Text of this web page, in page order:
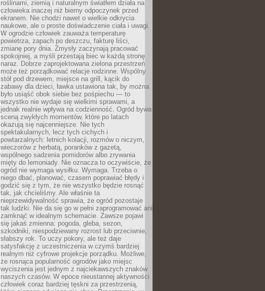
roślinami, ziemią i naturalnym światłem działa na
człowieka inaczej niż bierny odpoczynek przed
ekranem. Nie chodzi nawet o wielkie odkrycia
naukowe, ale o proste doświadczenie ciała i uwagi.
W ogrodzie człowiek zauważa temperaturę
powietrza, zapach po deszczu, fakturę liści,
zmianę pory dnia. Zmysły zaczynają pracować
spokojniej, a myśli przestają biec w każdą stronę
naraz. Dobrze zaprojektowana zielona przestrzeń
może też porządkować relacje rodzinne. Wspólny
stół pod drzewem, miejsce na grill, kącik do
zabawy dla dzieci, ławka ustawiona tak, by można
było usiąść obok siebie bez pośpiechu — to
wszystko nie wydaje się wielkimi sprawami, a
jednak realnie wpływa na codzienność. Ogród bywa
sceną zwykłych momentów, które po latach
okazują się najcenniejsze. Nie tych
spektakularnych, lecz tych cichych i
powtarzalnych: letnich kolacji, rozmów o niczym,
wieczorów z herbatą, poranków z gazetą,
wspólnego sadzenia pomidorów albo zrywania
mięty do lemoniady. Nie oznacza to oczywiście, że
ogród nie wymaga wysiłku. Wymaga. Trzeba o
niego dbać, planować, czasem poprawiać błędy i
godzić się z tym, że nie wszystko będzie rosnąć
tak, jak chcieliśmy. Ale właśnie ta
nieprzewidywalność sprawia, że ogród pozostaje
tak ludzki. Nie da się go w pełni zaprogramować ani
zamknąć w idealnym schemacie. Zawsze pojawi
się jakaś zmienna: pogoda, gleba, sezon,
szkodniki, niespodziewany rozrost lub przeciwnie,
słabszy rok. To uczy pokory, ale też daje
satysfakcję z uczestniczenia w czymś bardziej
realnym niż cyfrowe projekcje porządku. Możliwe,
że rosnąca popularność ogrodów jako miejsc
wyciszenia jest jednym z najciekawszych znaków
naszych czasów. W epoce nieustannej aktywności
człowiek coraz bardziej tęskni za przestrzenią,